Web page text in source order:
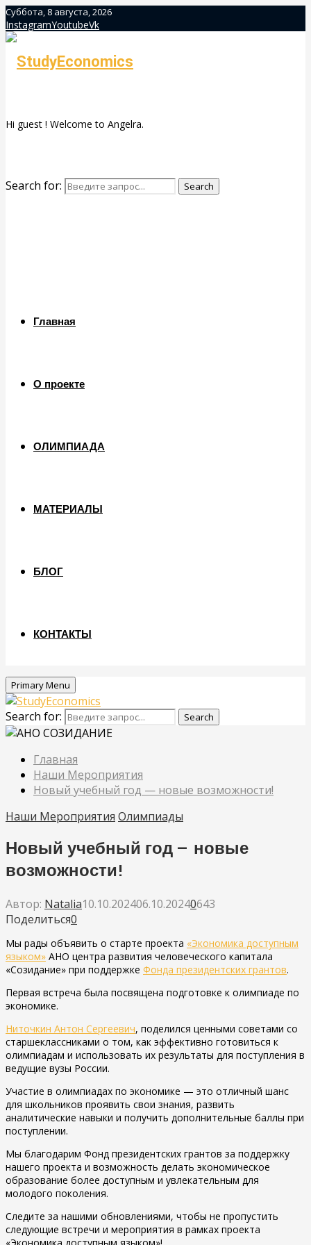
Суббота, 8 августа, 2026
InstagramYoutubeVk
Hi guest ! Welcome to Angelra.
Search for: Search
Главная
О проекте
ОЛИМПИАДА
МАТЕРИАЛЫ
БЛОГ
КОНТАКТЫ
Primary Menu
Search for: Search
Главная
Наши Мероприятия
Новый учебный год — новые возможности!
Наши Мероприятия Олимпиады
Новый учебный год — новые
возможности!
Автор: Natalia10.10.202406.10.20240643
Поделиться0
Мы рады объявить о старте проекта «Экономика доступным
языком» АНО центра развития человеческого капитала
«Созидание» при поддержке Фонда президентских грантов.
Первая встреча была посвящена подготовке к олимпиаде по
экономике.
Ниточкин Антон Сергеевич, поделился ценными советами со
старшеклассниками о том, как эффективно готовиться к
олимпиадам и использовать их результаты для поступления в
ведущие вузы России.
Участие в олимпиадах по экономике — это отличный шанс
для школьников проявить свои знания, развить
аналитические навыки и получить дополнительные баллы при
поступлении.
Мы благодарим Фонд президентских грантов за поддержку
нашего проекта и возможность делать экономическое
образование более доступным и увлекательным для
молодого поколения.
Следите за нашими обновлениями, чтобы не пропустить
следующие встречи и мероприятия в рамках проекта